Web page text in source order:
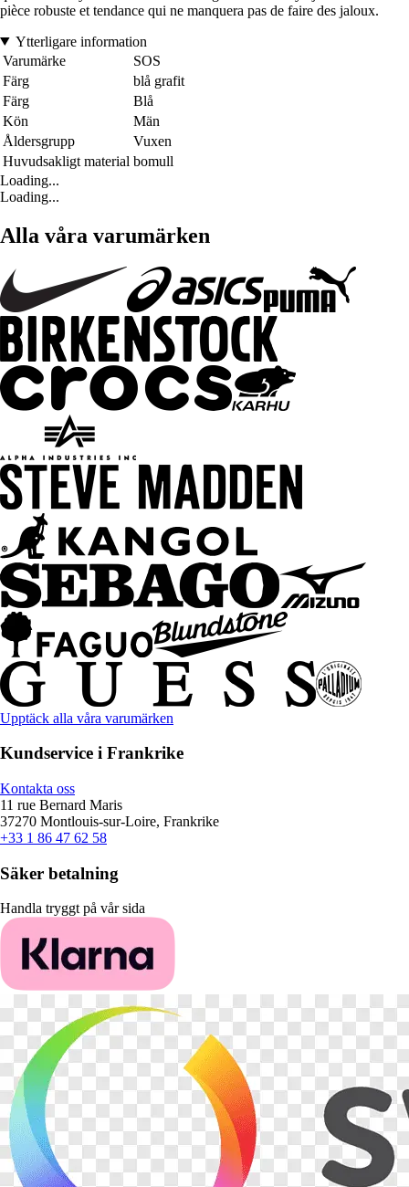
pièce robuste et tendance qui ne manquera pas de faire des jaloux.
Ytterligare information
Varumärke
SOS
Färg
blå grafit
Färg
Blå
Kön
Män
Åldersgrupp
Vuxen
Huvudsakligt material bomull
Loading...
Loading...
Alla våra varumärken
Upptäck alla våra varumärken
Kundservice i Frankrike
Kontakta oss
11 rue Bernard Maris
37270 Montlouis-sur-Loire, Frankrike
+33 1 86 47 62 58
Säker betalning
Handla tryggt på vår sida